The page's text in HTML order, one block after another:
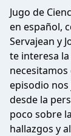
Jugo de
en español,
Servajean y
te interesa
necesitamos
episodio
desde la
poco sobre
hallazgos y